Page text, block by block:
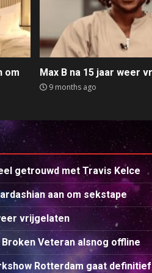
om
Max B na 15 jaar weer
9 months ago
getrouwd met Travis Kelce
aan om sekstape
vrijgelaten
Veteran alsnog offline
Rotterdam gaat definitief